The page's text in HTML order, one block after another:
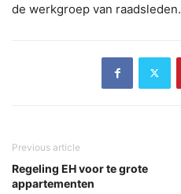
de werkgroep van raadsleden.
Previous article
Regeling EH voor te grote
appartementen